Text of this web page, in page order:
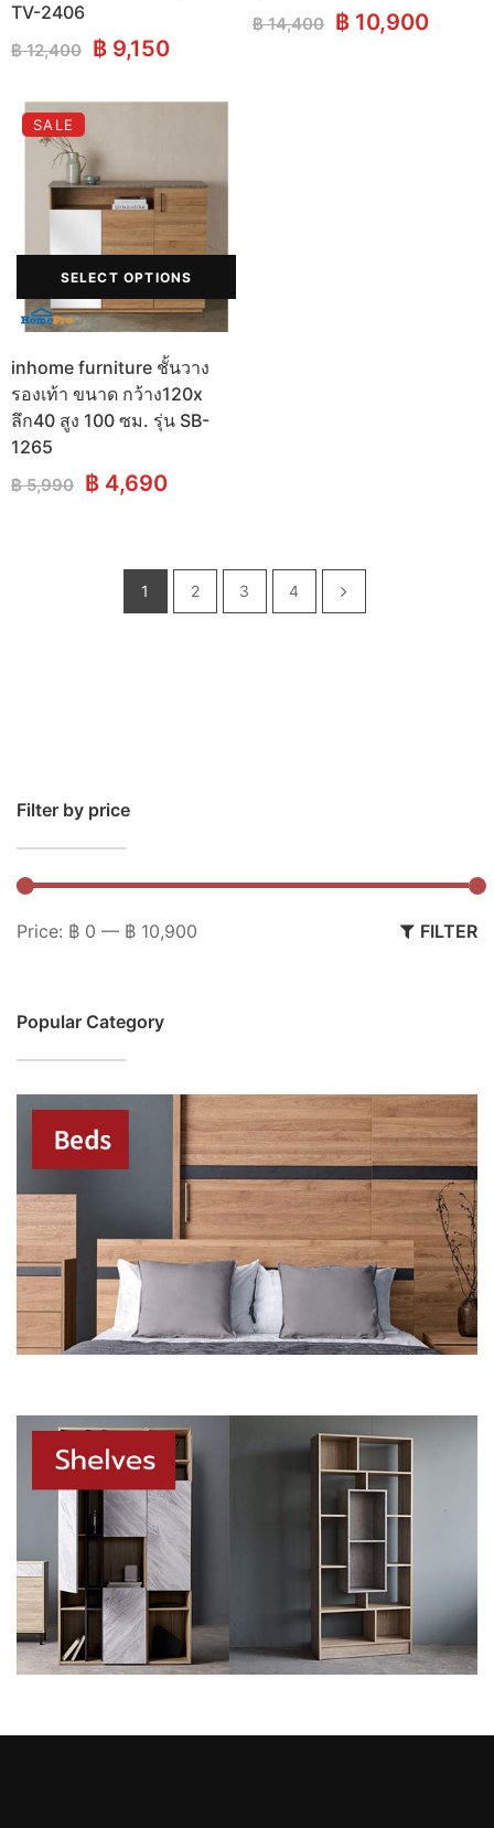
TV-2406
฿12,400 Original
was:
฿ 9,150Current
is:
฿14,400 Original
฿ 10,900
SALE
SELECT OPTIONS
inhome furniture ชั้นวาง
รองเท้า ขนาด กว้าง120x
ลึก40 สูง 100 ซม. รุ่น SB-
1265
฿5,990 Original
฿ 4,690Current
1 2 3 4
Filter by price
FILTER
Price: ฿ 0 — ฿ 10,900
Popular Category